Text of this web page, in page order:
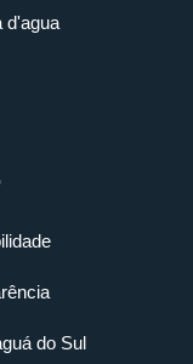
d'agua
do Sul